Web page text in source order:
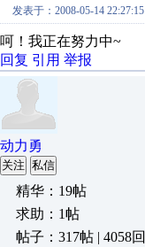
发表于：2008-05-14 22:27:15
呵！我正在努力中~
回复 引用 举报
动力勇
关注 私信
精华：19帖
求助：1帖
帖子：317帖 | 4058回